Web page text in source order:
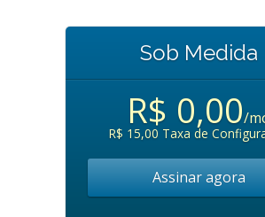
Sob Medida
R$ 0,00/
R$ 15,00 Taxa de
Assinar agora